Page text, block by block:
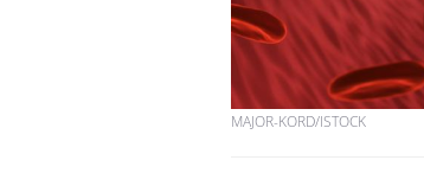
MAJOR-KORD/ISTOCK